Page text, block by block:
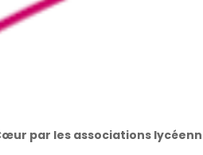
par les associations